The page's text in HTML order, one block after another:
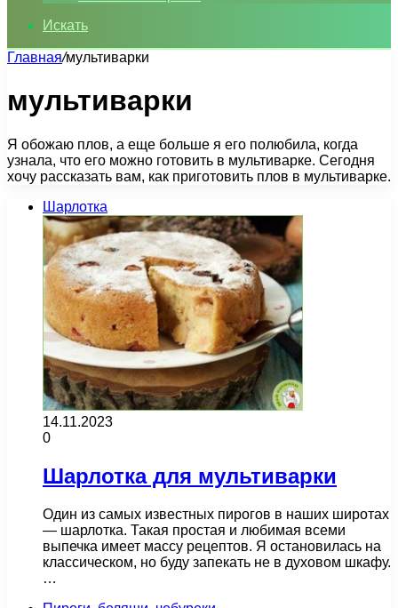
Искать
Главная/мультиварки
мультиварки
Я обожаю плов, а еще больше я его полюбила, когда
узнала, что его можно готовить в мультиварке. Сегодня
хочу рассказать вам, как приготовить плов в мультиварке.
Шарлотка
14.11.2023
0
Шарлотка для мультиварки
Один из самых известных пирогов в наших широтах
— шарлотка. Такая простая и любимая всеми
выпечка имеет массу рецептов. Я остановилась на
классическом, но буду запекать не в духовом шкафу.
…